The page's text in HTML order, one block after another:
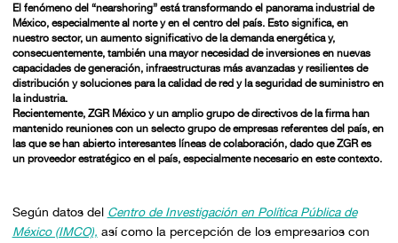
El fenómeno del “nearshoring” está transformando el panorama industrial de
México, especialmente al norte y en el centro del país. Esto significa, en
nuestro sector, un aumento significativo de la demanda energética y,
consecuentemente, también una mayor necesidad de inversiones en nuevas
capacidades de generación, infraestructuras más avanzadas y resilientes de
distribución y soluciones para la calidad de red y la seguridad de suministro en
la industria.
Recientemente, ZGR México y un amplio grupo de directivos de la firma han
mantenido reuniones con un selecto grupo de empresas referentes del país, en
las que se han abierto interesantes líneas de colaboración, dado que ZGR es
un proveedor estratégico en el país, especialmente necesario en este contexto.
Según datos del Centro de Investigación en Política Pública de
México (IMCO), así como la percepción de los empresarios con